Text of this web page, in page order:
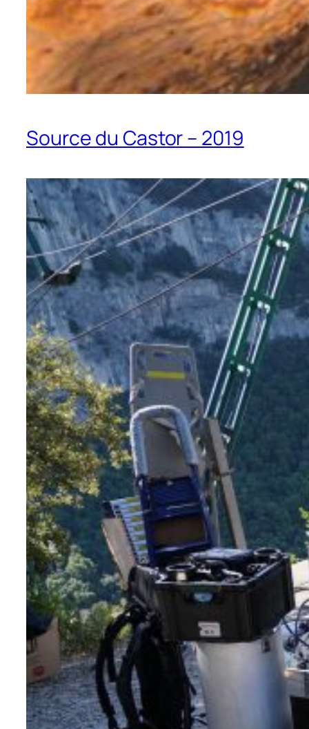
Source du Castor – 2019